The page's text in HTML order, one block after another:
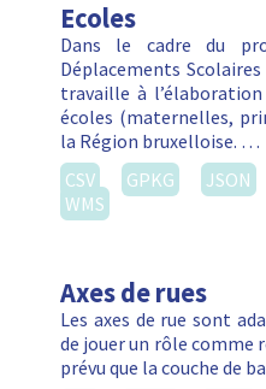
Ecoles
Dans le cadre du
Déplacements
travaille à
écoles (maternelles,
la Région bruxelloise. …
CSV
GPKG JSON
WMS
Axes de rues
Les axes de rue sont
de jouer un rôle comme
prévu que la couche de